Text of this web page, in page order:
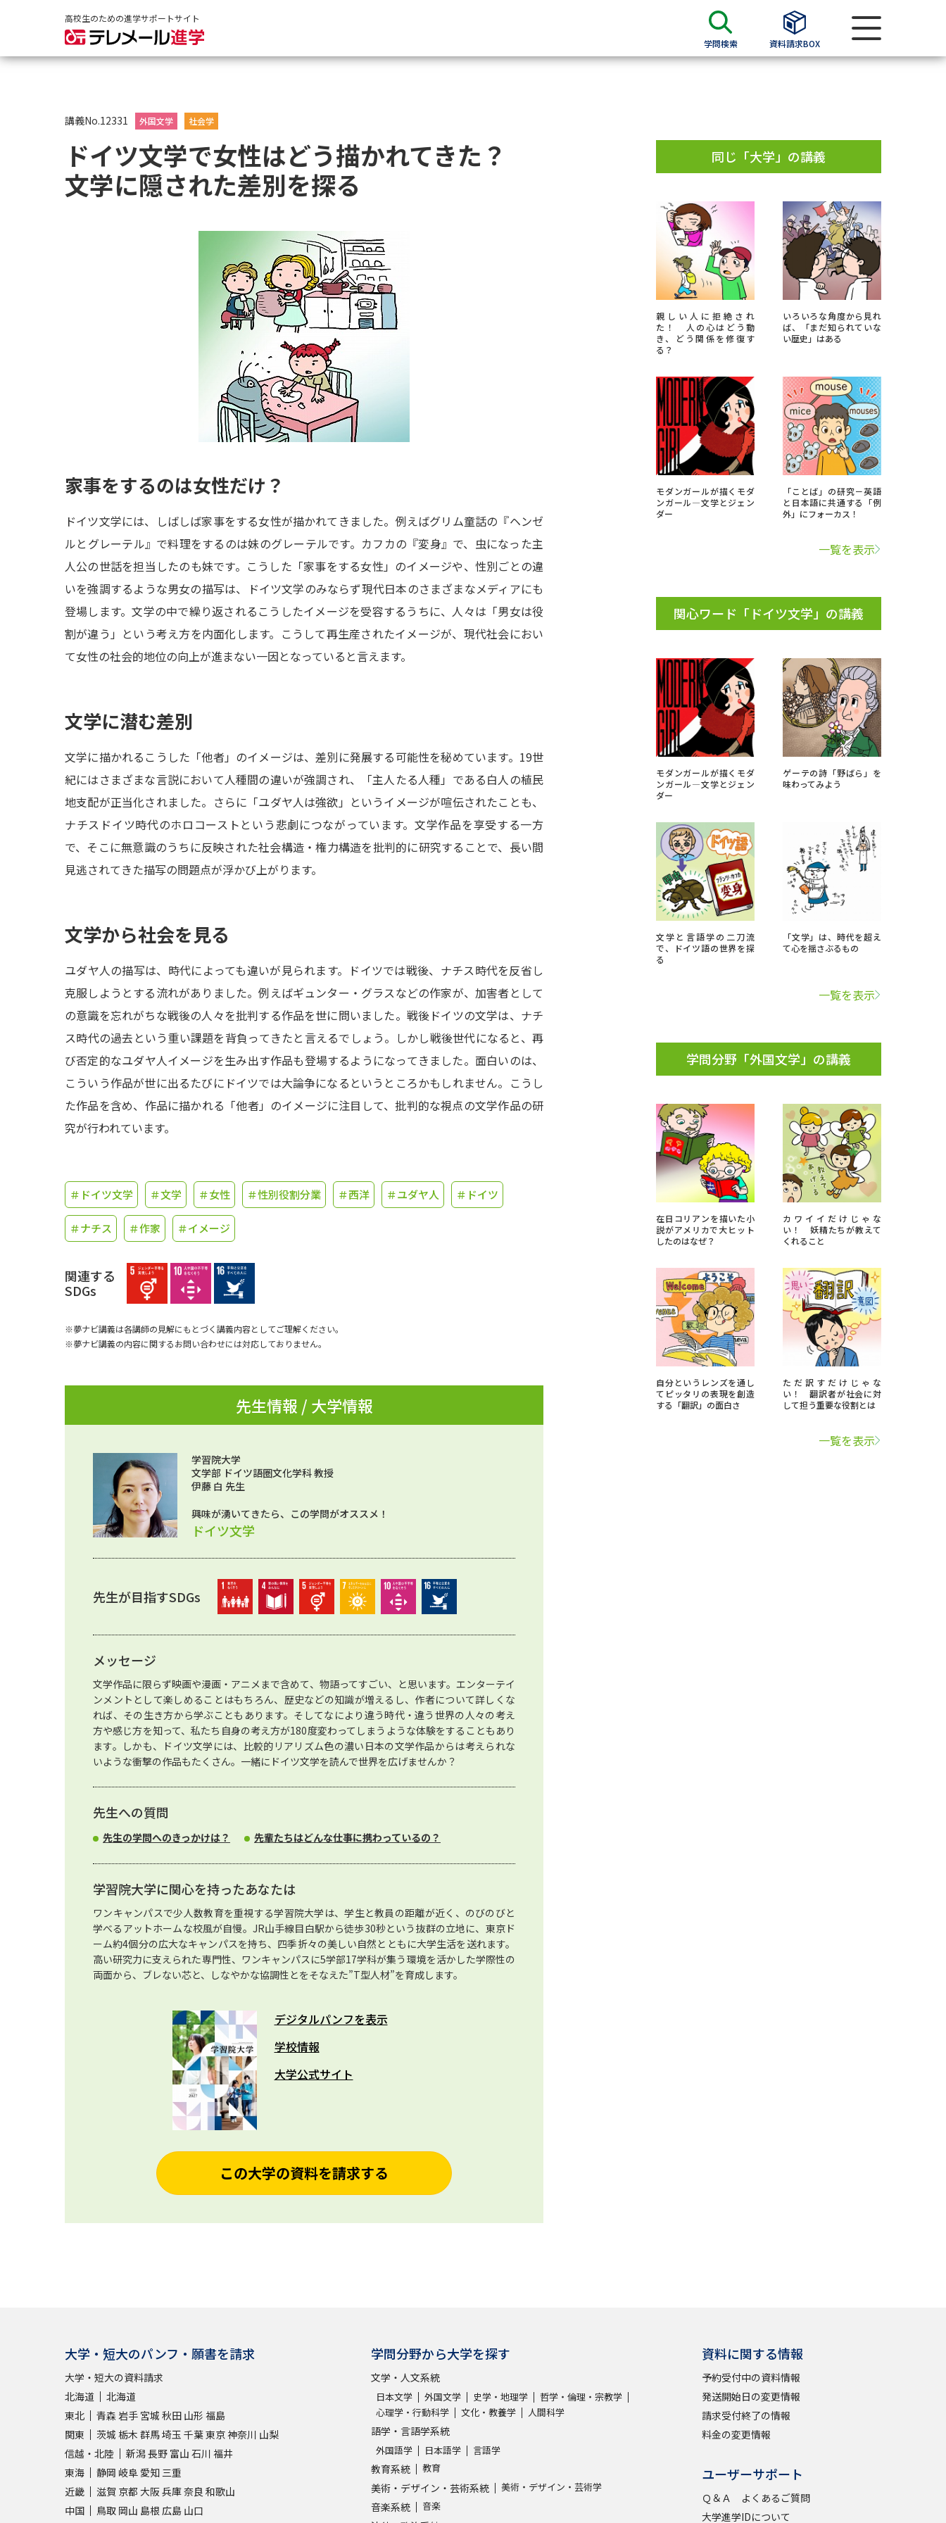
高校生のための進学サポートサイト
学問検索 資料請求BOX
大学・短大の資料種類から請求
大学パンフ
過去問題集
留学・進学関連、塾・予備校
大学入学共通テスト「受験上の配慮案内」の請求
高等学校卒業程度認定試験
大学検索
大学で学べる内容や特徴を調べる
新増設大学・学部・学科特集
データサイエンス特集
進路の３択
新学年スタート号特集ページ（高3生用）
新学年スタート号特集ページ（高2生用）
SELFBRAND特集ページ
実施プログラムから探す
受験準備
先輩が入学を決めた理由
新生活お役立ちガイド
学問発見
大学で学びたい学問発見
学問のミニ講義「夢ナビ講義」 学問の教科書 夢ナビライブ
このサイトについて
資料の料金の お支払いについて 受付内容・発送状況の確認 テレメール
お支払いサイト
お問合せ先 テレメール進学カタログ訂正のご案内
講義No.12331 外国文学 社会学
ドイツ文学で女性はどう描かれてきた？
文学に隠された差別を探る
家事をするのは女性だけ？
ドイツ文学には、しばしば家事をする女性が描かれてきました。例えばグリム童話の『ヘンゼ
ルとグレーテル』で料理をするのは妹のグレーテルです。カフカの『変身』で、虫になった主
人公の世話を担当したのも妹です。こうした「家事をする女性」のイメージや、性別ごとの違
いを強調するような男女の描写は、ドイツ文学のみならず現代日本のさまざまなメディアにも
登場します。文学の中で繰り返されるこうしたイメージを受容するうちに、人々は「男女は役
割が違う」という考え方を内面化します。こうして再生産されたイメージが、現代社会におい
て女性の社会的地位の向上が進まない一因となっていると言えます。
文学に潜む差別
文学に描かれるこうした「他者」のイメージは、差別に発展する可能性を秘めています。19世
紀にはさまざまな言説において人種間の違いが強調され、「主人たる人種」である白人の植民
地支配が正当化されました。さらに「ユダヤ人は強欲」というイメージが喧伝されたことも、
ナチスドイツ時代のホロコーストという悲劇につながっています。文学作品を享受する一方
で、そこに無意識のうちに反映された社会構造・権力構造を批判的に研究することで、長い間
見逃されてきた描写の問題点が浮かび上がります。
文学から社会を見る
ユダヤ人の描写は、時代によっても違いが見られます。ドイツでは戦後、ナチス時代を反省し
克服しようとする流れがありました。例えばギュンター・グラスなどの作家が、加害者として
の意識を忘れがちな戦後の人々を批判する作品を世に問いました。戦後ドイツの文学は、ナチ
ス時代の過去という重い課題を背負ってきたと言えるでしょう。しかし戦後世代になると、再
び否定的なユダヤ人イメージを生み出す作品も登場するようになってきました。面白いのは、
こういう作品が世に出るたびにドイツでは大論争になるというところかもしれません。こうし
た作品を含め、作品に描かれる「他者」のイメージに注目して、批判的な視点の文学作品の研
究が行われています。
＃ドイツ文学 ＃文学 ＃女性 ＃性別役割分業 ＃西洋 ＃ユダヤ人 ＃ドイツ
＃ナチス ＃作家 ＃イメージ
関連する
SDGs
※夢ナビ講義は各講師の見解にもとづく講義内容としてご理解ください。
※夢ナビ講義の内容に関するお問い合わせには対応しておりません。
先生情報 / 大学情報
学習院大学
文学部 ドイツ語圏文化学科 教授
伊藤 白 先生
興味が湧いてきたら、この学問がオススメ！
ドイツ文学
先生が目指すSDGs
メッセージ
文学作品に限らず映画や漫画・アニメまで含めて、物語ってすごい、と思います。エンターテイ
ンメントとして楽しめることはもちろん、歴史などの知識が増えるし、作者について詳しくな
れば、その生き方から学ぶこともあります。そしてなにより違う時代・違う世界の人々の考え
方や感じ方を知って、私たち自身の考え方が180度変わってしまうような体験をすることもあり
ます。しかも、ドイツ文学には、比較的リアリズム色の濃い日本の文学作品からは考えられな
いような衝撃の作品もたくさん。一緒にドイツ文学を読んで世界を広げませんか？
先生への質問
先生の学問へのきっかけは？ 先輩たちはどんな仕事に携わっているの？
学習院大学に関心を持ったあなたは
ワンキャンパスで少人数教育を重視する学習院大学は、学生と教員の距離が近く、のびのびと
学べるアットホームな校風が自慢。JR山手線目白駅から徒歩30秒という抜群の立地に、東京ド
ーム約4個分の広大なキャンパスを持ち、四季折々の美しい自然とともに大学生活を送れます。
高い研究力に支えられた専門性、ワンキャンパスに5学部17学科が集う環境を活かした学際性の
両面から、ブレない芯と、しなやかな協調性とをそなえた”T型人材”を育成します。
デジタルパンフを表示
学校情報
大学公式サイト
この大学の資料を請求する
同じ「大学」の講義
親しい人に拒絶され
た！ 人の心はどう動
き、どう関係を修復す
る？
いろいろな角度から見れ
ば、「まだ知られていな
い歴史」はある
モダンガールが描くモダ
ンガール―文学とジェン
ダー
「ことば」の研究－英語
と日本語に共通する「例
外」にフォーカス！
一覧を表示
関心ワード「ドイツ文学」の講義
モダンガールが描くモダ
ンガール―文学とジェン
ダー
ゲーテの詩「野ばら」を
味わってみよう
文学と言語学の二刀流
で、ドイツ語の世界を探
る
「文学」は、時代を超え
て心を揺さぶるもの
一覧を表示
学問分野「外国文学」の講義
在日コリアンを描いた小
説がアメリカで大ヒット
したのはなぜ？
カワイイだけじゃな
い！ 妖精たちが教えて
くれること
自分というレンズを通し
てピッタリの表現を創造
する「翻訳」の面白さ
ただ訳すだけじゃな
い！ 翻訳者が社会に対
して担う重要な役割とは
一覧を表示
大学・短大のパンフ・願書を請求
大学・短大の資料請求
北海道
北海道
東北
青森 岩手 宮城 秋田 山形 福島
関東
茨城 栃木 群馬埼玉 千葉東京神奈川 山梨
信越・北陸
新潟長野 富山 石川 福井
東海
静岡 岐阜 愛知 三重
近畿
滋賀 京都 大阪兵庫奈良 和歌山
中国
鳥取 岡山 島根 広島 山口
学問分野から大学を探す
文学・人文系統
日本文学 外国文学 史学・地理学
哲学・倫理・宗教学
心理学・行動科学
文化・教養学 人間科学
語学・言語学系統
外国語学 日本語学 言語学
教育系統 教育
美術・デザイン・芸術系統 美術・デザイン・芸術学
音楽系統 音楽
資料に関する情報
予約受付中の資料情報
発送開始日の変更情報
請求受付終了の情報
料金の変更情報
ユーザーサポート
Ｑ＆Ａ よくあるご質問
大学進学IDについて